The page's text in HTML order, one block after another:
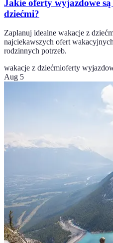
Jakie oferty wyjazdowe
dziećmi?
Zaplanuj idealne wakacje z
najciekawszych ofert
rodzinnych potrzeb.
wakacje z dziećmioferty
Aug 5